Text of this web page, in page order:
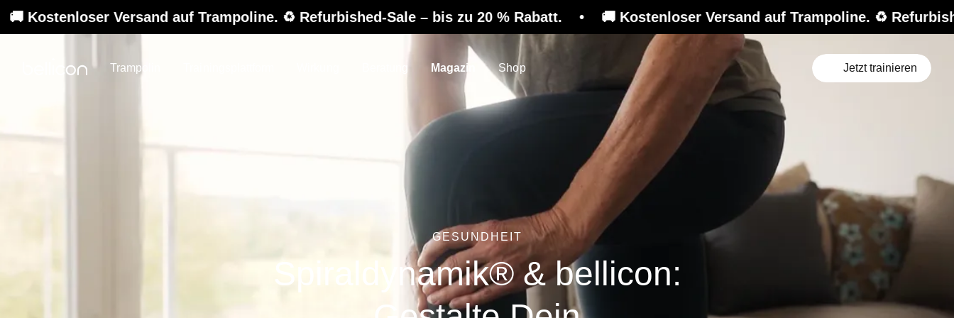
auf Trampoline. ♻️ Refurbished-Sale – bis zu 20 % Rabatt. • 🚚 Kostenloser Versand auf Trampoline. ♻️ Refurbished-Sale –
Trampolin Magazin Shop Jetzt trainieren
GESUNDHEIT
Spiraldynamik® & bellicon: